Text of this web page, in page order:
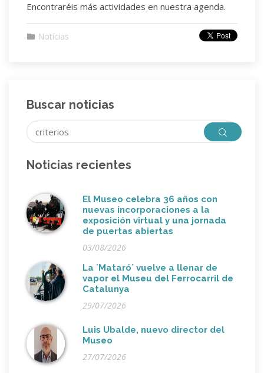
Encontraréis más actividades en nuestra agenda.
Notícias
Buscar noticias
Noticias recientes
El Museo celebra 36 años con
nuevas incorporaciones a la
exposición virtual y una jornada
de puertas abiertas
03/08/2026
La ´Mataró´ vuelve a llenar de
vapor el Museu del Ferrocarril de
Catalunya
29/07/2026
Luis Ubalde, nuevo director del
Museo
27/07/2026